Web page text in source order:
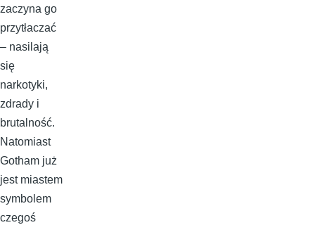
zaczyna go
przytłaczać
– nasilają
się
narkotyki,
zdrady i
brutalność.
Natomiast
Gotham już
jest miastem
symbolem
czegoś